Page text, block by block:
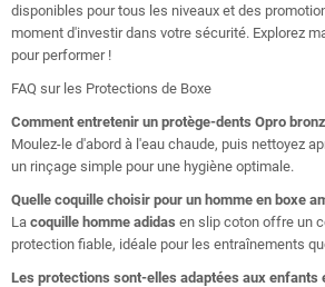
disponibles pour tous les niveaux et des
moment d'investir dans votre sécurité. Explorez
pour performer !
FAQ sur les Protections de Boxe
Comment entretenir un protège-dents Opro
Moulez-le d'abord à l'eau chaude, puis nettoyez
un rinçage simple pour une hygiène optimale.
Quelle coquille choisir pour un homme en boxe
La coquille homme adidas en slip coton offre un
protection fiable, idéale pour les entraînements
Les protections sont-elles adaptées aux enfants